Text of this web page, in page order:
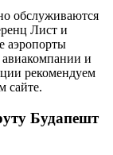
обслуживаются
Лист и
аэропорты
авиакомпании и
рекомендуем
сайте.
Будапешт